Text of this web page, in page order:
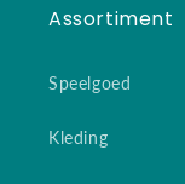
Assortiment
Speelgoed
Kleding